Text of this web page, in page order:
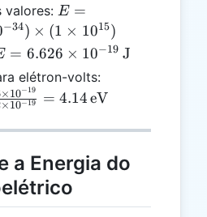
\times
v
valores: E =
(6.626
\times
\times (1
\times
E =
−34) × (1 × 1015)
=
19}
= 6.626 × 10−19 J
elétron-volts:
\frac{6.626
10^{-19}}
{1.602
\times
= 4.14 \,
×10−19
×10−19 = 4.14 eV
a Energia do